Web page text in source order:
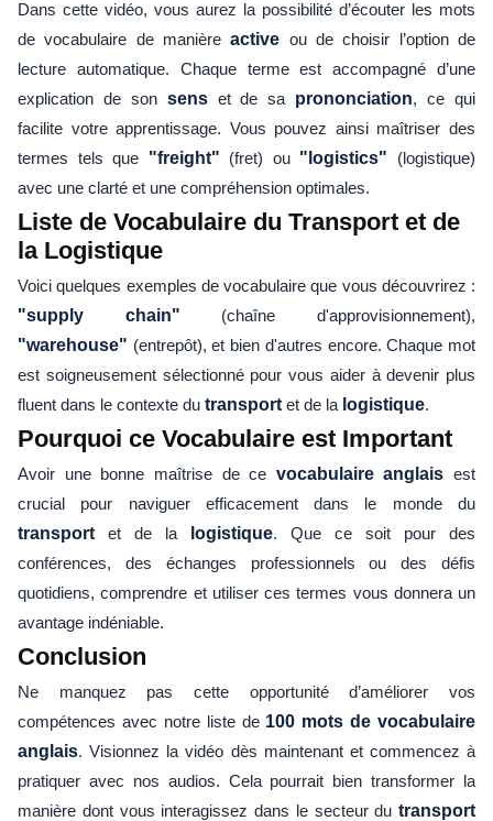
Dans cette vidéo, vous aurez la possibilité d’écouter les mots
de vocabulaire de manièreactive ou de choisir l’option de
lecture automatique. Chaque terme est accompagné d’une
explication de son senset de sa prononciation, ce qui
facilite votre apprentissage. Vous pouvez ainsi maîtriser des
termes tels que "freight" (fret) ou "logistics" (logistique)
avec une clarté et une compréhension optimales.
Liste de Vocabulaire du Transport et de
la Logistique
Voici quelques exemples de vocabulaire que vous découvrirez :
"supply chain" (chaîne d'approvisionnement),
"warehouse" (entrepôt), et bien d'autres encore. Chaque mot
est soigneusement sélectionné pour vous aider à devenir plus
fluent dans le contexte du transport et de la logistique.
Pourquoi ce Vocabulaire est Important
Avoir une bonne maîtrise de ce vocabulaire anglais est
crucial pour naviguer efficacement dans le monde du
transport et de la logistique. Que ce soit pour des
conférences, des échanges professionnels ou des défis
quotidiens, comprendre et utiliser ces termes vous donnera un
avantage indéniable.
Conclusion
Ne manquez pas cette opportunité d’améliorer vos
compétences avec notre liste de 100 mots de vocabulaire
anglais. Visionnez la vidéo dès maintenant et commencez à
pratiquer avec nos audios. Cela pourrait bien transformer la
manière dont vous interagissez dans le secteur du transport